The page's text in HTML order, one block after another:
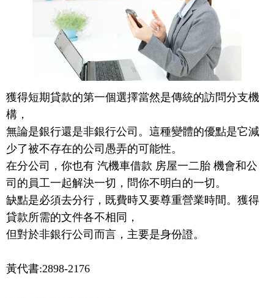
獲得短期貸款的第一個選擇當然是傳統的訪問分支機
構，
無論是銀行還是非銀行公司。這種變體的優點是它減
少了被不存在的公司愚弄的可能性。
在分公司，你也有 汽機車借款 房屋一二胎 機會和公
司的員工一起解決一切，問你不明白的一切。
缺點是必須去分行，既費時又要尊重營業時間。獲得
貸款所需的文件各不相同，
但對於非銀行公司而言，主要是身份證。
黃代書:2898-2176